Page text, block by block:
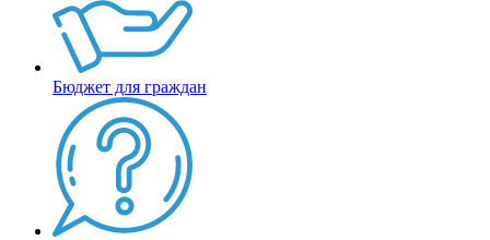
Бюджет для граждан